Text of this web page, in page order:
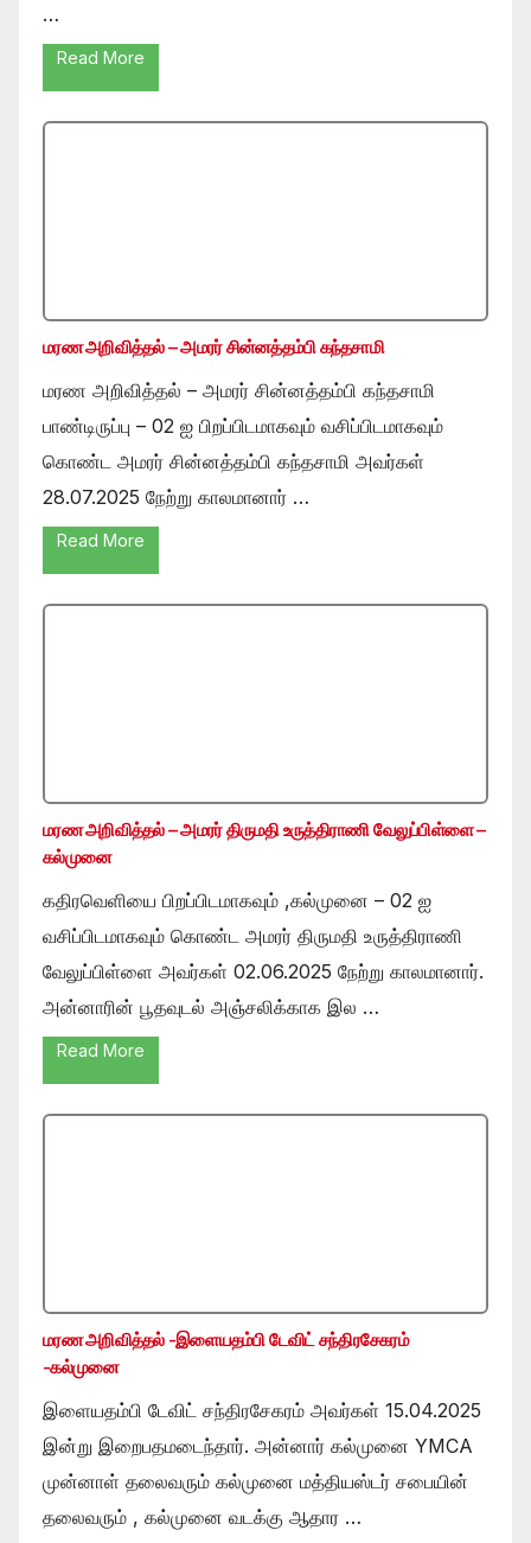
…
Read More
மரண அறிவித்தல் – அமரர் சின்னத்தம்பி கந்தசாமி
மரண அறிவித்தல் – அமரர் சின்னத்தம்பி கந்தசாமி
பாண்டிருப்பு – 02 ஐ பிறப்பிடமாகவும் வசிப்பிடமாகவும்
கொண்ட அமரர் சின்னத்தம்பி கந்தசாமி அவர்கள்
28.07.2025 நேற்று காலமானார் …
Read More
மரண அறிவித்தல் – அமரர் திருமதி உருத்திராணி வேலுப்பிள்ளை –
கல்முனை
கதிரவெளியை பிறப்பிடமாகவும் ,கல்முனை – 02 ஐ
வசிப்பிடமாகவும் கொண்ட அமரர் திருமதி உருத்திராணி
வேலுப்பிள்ளை அவர்கள் 02.06.2025 நேற்று காலமானார்.
அன்னாரின் பூதவுடல் அஞ்சலிக்காக இல …
Read More
மரண அறிவித்தல் -இளையதம்பி டேவிட் சந்திரசேகரம்
-கல்முனை
இளையதம்பி டேவிட் சந்திரசேகரம் அவர்கள் 15.04.2025
இன்று இறைபதமடைந்தார். அன்னார் கல்முனை YMCA
முன்னாள் தலைவரும் கல்முனை மத்தியஸ்டர் சபையின்
தலைவரும் , கல்முனை வடக்கு ஆதார …